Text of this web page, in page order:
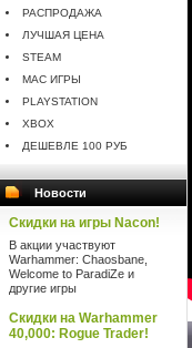
РАСПРОДАЖА
ЛУЧШАЯ ЦЕНА
STEAM
MAC ИГРЫ
PLAYSTATION
XBOX
ДЕШЕВЛЕ 100 РУБ
Новости
Скидки на игры Nacon!
В акции участвуют
Warhammer: Chaosbane,
Welcome to ParadiZe и
другие игры
Скидки на Warhammer
40,000: Rogue Trader!